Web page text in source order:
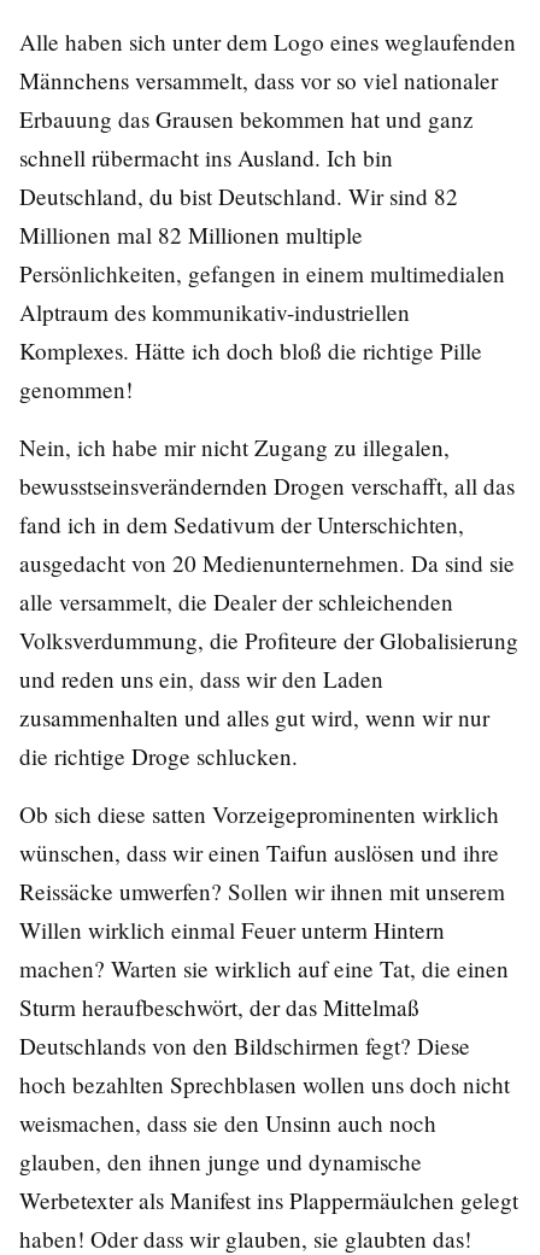
Alle haben sich unter dem Logo eines weglaufenden
Männchens versammelt, dass vor so viel nationaler
Erbauung das Grausen bekommen hat und ganz
schnell rübermacht ins Ausland. Ich bin
Deutschland, du bist Deutschland. Wir sind 82
Millionen mal 82 Millionen multiple
Persönlichkeiten, gefangen in einem multimedialen
Alptraum des kommunikativ-industriellen
Komplexes. Hätte ich doch bloß die richtige Pille
genommen!
Nein, ich habe mir nicht Zugang zu illegalen,
bewusstseinsverändernden Drogen verschafft, all das
fand ich in dem Sedativum der Unterschichten,
ausgedacht von 20 Medienunternehmen. Da sind sie
alle versammelt, die Dealer der schleichenden
Volksverdummung, die Profiteure der Globalisierung
und reden uns ein, dass wir den Laden
zusammenhalten und alles gut wird, wenn wir nur
die richtige Droge schlucken.
Ob sich diese satten Vorzeigeprominenten wirklich
wünschen, dass wir einen Taifun auslösen und ihre
Reissäcke umwerfen? Sollen wir ihnen mit unserem
Willen wirklich einmal Feuer unterm Hintern
machen? Warten sie wirklich auf eine Tat, die einen
Sturm heraufbeschwört, der das Mittelmaß
Deutschlands von den Bildschirmen fegt? Diese
hoch bezahlten Sprechblasen wollen uns doch nicht
weismachen, dass sie den Unsinn auch noch
glauben, den ihnen junge und dynamische
Werbetexter als Manifest ins Plappermäulchen gelegt
haben! Oder dass wir glauben, sie glaubten das!